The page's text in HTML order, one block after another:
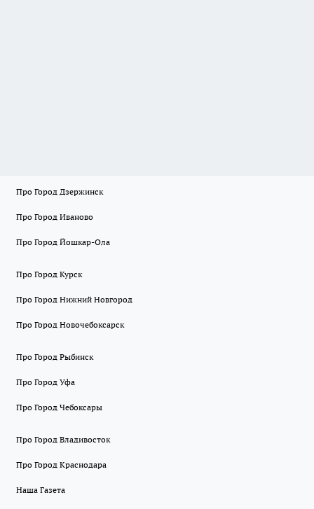
Про Город Дзержинск
Про Город Иваново
Про Город Йошкар-Ола
Про Город Курск
Про Город Нижний Новгород
Про Город Новочебоксарск
Про Город Рыбинск
Про Город Уфа
Про Город Чебоксары
Про Город Владивосток
Про Город Краснодара
Наша Газета